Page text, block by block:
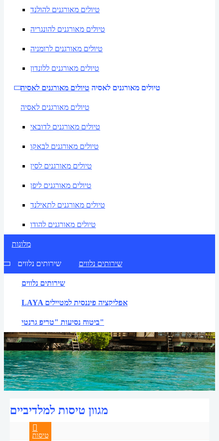
טיולים מאורגנים להולנד
טיולים מאורגנים להונגריה
טיולים מאורגנים לרומניה
טיולים מאורגנים ללונדון
טיולים מאורגנים לאסיה טיולים מאורגנים לאסיה
טיולים מאורגנים לאסיה
טיולים מאורגנים לדובאי
טיולים מאורגנים לבאקו
טיולים מאורגנים לסין
טיולים מאורגנים ליפן
טיולים מאורגנים לתאילנד
טיולים מאורגנים להודו
מלונות
שירותים נלווים שירותים נלווים
שירותים נלווים
LAYA אפליקציה פיננסית למטיילים
ביטוח נסיעות "טריפ גרנטי"
טיסות
מגוון טיסות למלדיביים